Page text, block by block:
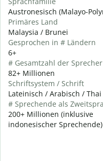
Austronesisch (Malayo-
Primäres Land
Malaysia / Brunei
Gesprochen in # Ländern
6+
# Gesamtzahl der Sprecher
82+ Millionen
Schriftsystem / Schrift
Lateinisch / Arabisch / Thai
# Sprechende als
200+ Millionen (inklusive
indonesischer Sprechende)